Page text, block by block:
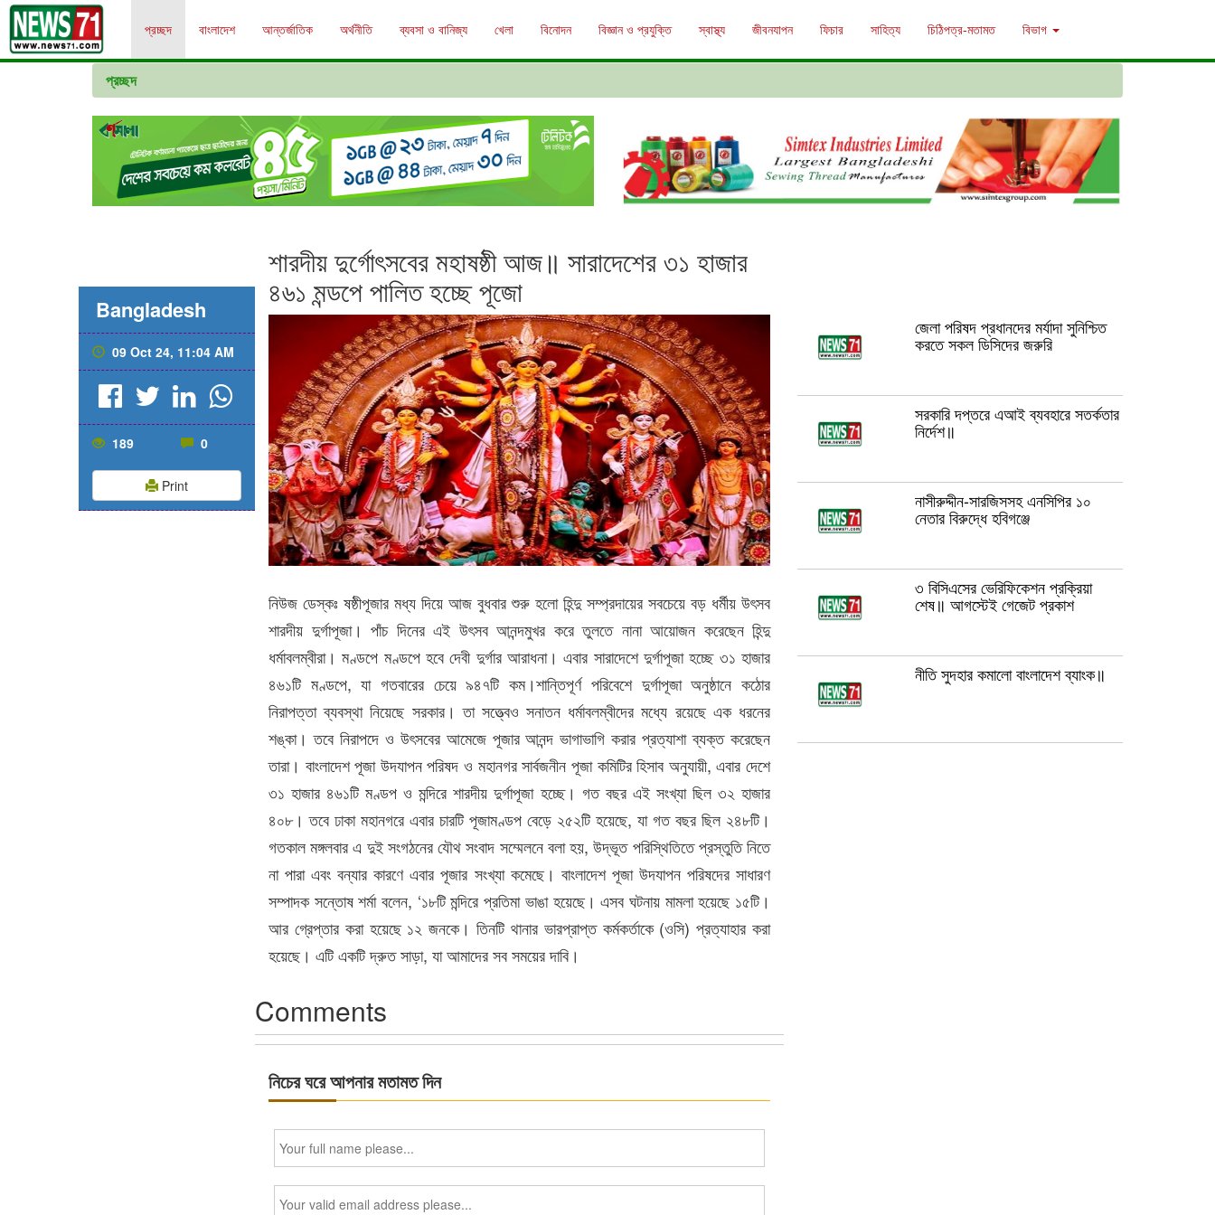
প্রচ্ছদ বাংলাদেশ আন্তর্জাতিক অর্থনীতি ব্যবসা ও বানিজ্য খেলা বিনোদন বিজ্ঞান ও প্রযুক্তি স্বাস্থ্য জীবনযাপন ফিচার সাহিত্য চিঠিপত্র-মতামত বিভাগ
প্রচ্ছদ
Bangladesh
09 Oct 24, 11:04 AM
189 0
Print
শারদীয় দুর্গোৎসবের মহাষষ্ঠী আজ॥ সারাদেশের ৩১ হাজার
৪৬১ মন্ডপে পালিত হচ্ছে পূজো
নিউজ ডেস্কঃ ষষ্ঠীপূজার মধ্য দিয়ে আজ বুধবার শুরু হলো হিন্দু সম্প্রদায়ের সবচেয়ে বড় ধর্মীয় উৎসব
শারদীয় দুর্গাপূজা। পাঁচ দিনের এই উৎসব আনন্দমুখর করে তুলতে নানা আয়োজন করেছেন হিন্দু
ধর্মাবলম্বীরা। মণ্ডপে মণ্ডপে হবে দেবী দুর্গার আরাধনা। এবার সারাদেশে দুর্গাপূজা হচ্ছে ৩১ হাজার
৪৬১টি মণ্ডপে, যা গতবারের চেয়ে ৯৪৭টি কম।শান্তিপূর্ণ পরিবেশে দুর্গাপূজা অনুষ্ঠানে কঠোর
নিরাপত্তা ব্যবস্থা নিয়েছে সরকার। তা সত্ত্বেও সনাতন ধর্মাবলম্বীদের মধ্যে রয়েছে এক ধরনের
শঙ্কা। তবে নিরাপদে ও উৎসবের আমেজে পূজার আনন্দ ভাগাভাগি করার প্রত্যাশা ব্যক্ত করেছেন
তারা। বাংলাদেশ পূজা উদযাপন পরিষদ ও মহানগর সার্বজনীন পূজা কমিটির হিসাব অনুযায়ী, এবার দেশে
৩১ হাজার ৪৬১টি মণ্ডপ ও মন্দিরে শারদীয় দুর্গাপূজা হচ্ছে। গত বছর এই সংখ্যা ছিল ৩২ হাজার
৪০৮। তবে ঢাকা মহানগরে এবার চারটি পূজামণ্ডপ বেড়ে ২৫২টি হয়েছে, যা গত বছর ছিল ২৪৮টি।
গতকাল মঙ্গলবার এ দুই সংগঠনের যৌথ সংবাদ সম্মেলনে বলা হয়, উদ্ভূত পরিস্থিতিতে প্রস্তুতি নিতে
না পারা এবং বন্যার কারণে এবার পূজার সংখ্যা কমেছে। বাংলাদেশ পূজা উদযাপন পরিষদের সাধারণ
সম্পাদক সন্তোষ শর্মা বলেন, ‘১৮টি মন্দিরে প্রতিমা ভাঙা হয়েছে। এসব ঘটনায় মামলা হয়েছে ১৫টি।
আর গ্রেপ্তার করা হয়েছে ১২ জনকে। তিনটি থানার ভারপ্রাপ্ত কর্মকর্তাকে (ওসি) প্রত্যাহার করা
হয়েছে। এটি একটি দ্রুত সাড়া, যা আমাদের সব সময়ের দাবি।
Comments
নিচের ঘরে আপনার মতামত দিন
জেলা পরিষদ প্রধানদের মর্যাদা সুনিশ্চিত
করতে সকল ডিসিদের জরুরি
সরকারি দপ্তরে এআই ব্যবহারে সতর্কতার
নির্দেশ॥
নাসীরুদ্দীন-সারজিসসহ এনসিপির ১০
নেতার বিরুদ্ধে হবিগঞ্জে
৩ বিসিএসের ভেরিফিকেশন প্রক্রিয়া
শেষ॥ আগস্টেই গেজেট প্রকাশ
নীতি সুদহার কমালো বাংলাদেশ ব্যাংক॥